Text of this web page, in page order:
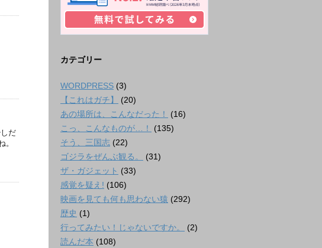
だ
。
カテゴリー
WORDPRESS (3)
【これはガチ】
(20)
あの場所は、こんなだった！
(16)
こっ、こんなものが…！
(135)
そう、三国志 (22)
ゴジラをぜんぶ観る。
(31)
ザ・ガジェット (33)
感覚を疑え! (106)
映画を見ても何も思わない猿 (292)
歴史 (1)
行ってみたい！じゃないですか。
(2)
読んだ本 (108)